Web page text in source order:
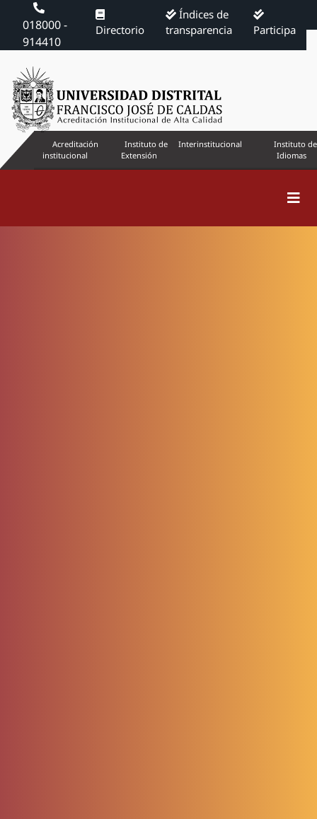
018000 -
914410
Directorio
Índices de
transparencia
Participa
Acreditación
institucional
Instituto de
Extensión
Interinstitucional
Instituto de
Idiomas